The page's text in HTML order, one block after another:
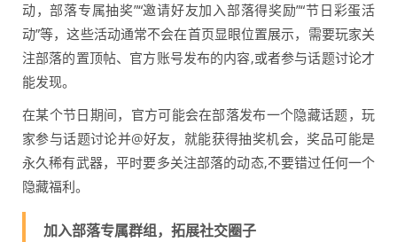
动，部落专属抽奖”“邀请好友加入部落得奖励”“节日彩蛋活
动”等，这些活动通常不会在首页显眼位置展示，需要玩家关
注部落的置顶帖、官方账号发布的内容,或者参与话题讨论才
能发现。
在某个节日期间，官方可能会在部落发布一个隐藏话题，玩
家参与话题讨论并@好友，就能获得抽奖机会，奖品可能是
永久稀有武器，平时要多关注部落的动态,不要错过任何一个
隐藏福利。
加入部落专属群组，拓展社交圈子